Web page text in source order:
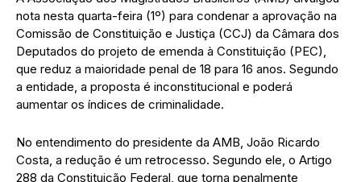
nota nesta quarta-feira (1º) para condenar a aprovação na
Comissão de Constituição e Justiça (CCJ) da Câmara dos
Deputados do projeto de emenda à Constituição (PEC),
que reduz a maioridade penal de 18 para 16 anos. Segundo
a entidade, a proposta é inconstitucional e poderá
aumentar os índices de criminalidade.
No entendimento do presidente da AMB, João Ricardo
Costa, a redução é um retrocesso. Segundo ele, o Artigo
288 da Constituição Federal, que torna penalmente